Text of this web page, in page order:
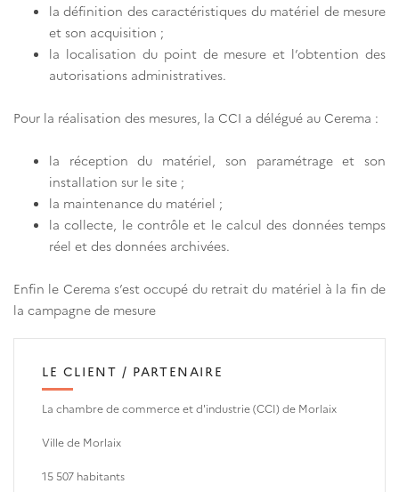
la définition des caractéristiques du matériel de mesure
et son acquisition ;
la localisation du point de mesure et l’obtention des
autorisations administratives.
Pour la réalisation des mesures, la CCI a délégué au Cerema :
la réception du matériel, son paramétrage et son
installation sur le site ;
la maintenance du matériel ;
la collecte, le contrôle et le calcul des données temps
réel et des données archivées.
Enfin le Cerema s’est occupé du retrait du matériel à la fin de
la campagne de mesure
LE CLIENT / PARTENAIRE
La chambre de commerce et d'industrie (CCI) de Morlaix
Ville de Morlaix
15 507 habitants